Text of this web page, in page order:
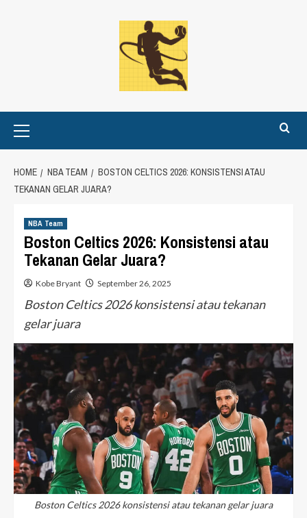
Menu
HOME NBA TEAM
BOSTON CELTICS 2026: KONSISTENSI ATAU
TEKANAN GELAR JUARA?
NBA Team
Boston Celtics 2026: Konsistensi atau
Tekanan Gelar Juara?
Kobe Bryant September 26, 2025
Boston Celtics 2026 konsistensi atau tekanan
gelar juara
Boston Celtics 2026 konsistensi atau tekanan gelar juara